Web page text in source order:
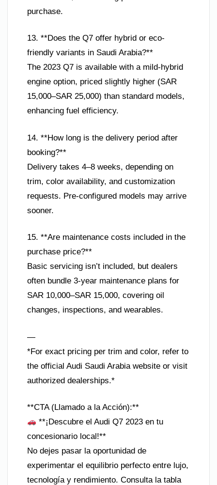
purchase.
13. **Does the Q7 offer hybrid or eco-
friendly variants in Saudi Arabia?**
The 2023 Q7 is available with a mild-hybrid
engine option, priced slightly higher (SAR
15,000–SAR 25,000) than standard models,
enhancing fuel efficiency.
14. **How long is the delivery period after
booking?**
Delivery takes 4–8 weeks, depending on
trim, color availability, and customization
requests. Pre-configured models may arrive
sooner.
15. **Are maintenance costs included in the
purchase price?**
Basic servicing isn’t included, but dealers
often bundle 3-year maintenance plans for
SAR 10,000–SAR 15,000, covering oil
changes, inspections, and wearables.
—
*For exact pricing per trim and color, refer to
the official Audi Saudi Arabia website or visit
authorized dealerships.*
**CTA (Llamado a la Acción):**
**¡Descubre el Audi Q7 2023 en tu
concesionario local!**
No dejes pasar la oportunidad de
experimentar el equilibrio perfecto entre lujo,
tecnología y rendimiento. Consulta la tabla